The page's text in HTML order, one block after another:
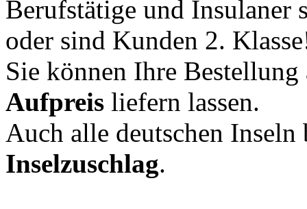
Berufstätige und Insulaner
oder sind Kunden 2.
Sie können Ihre
Aufpreis liefern lassen.
Auch alle deutschen
Inselzuschlag.